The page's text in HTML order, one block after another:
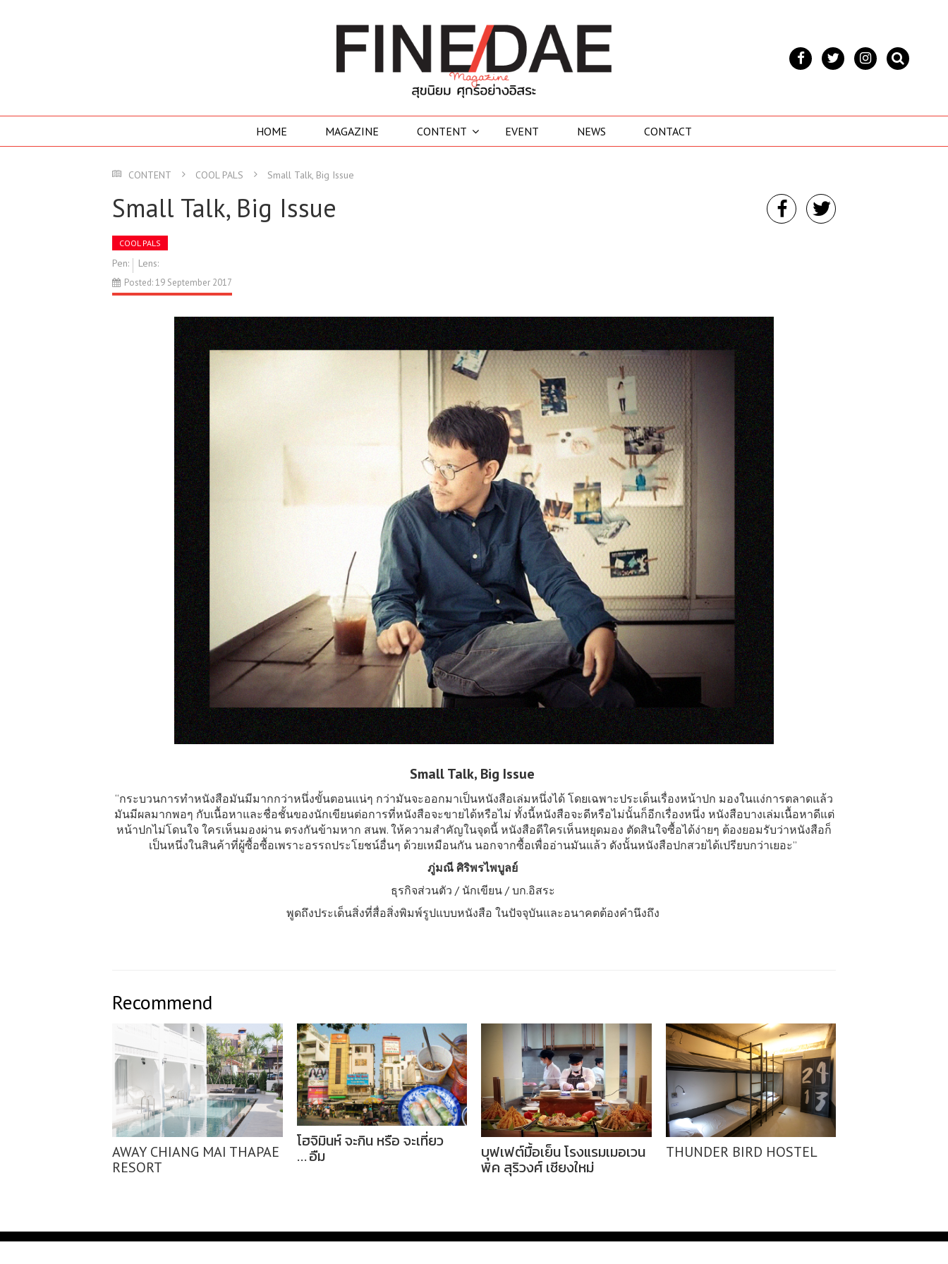
HOME MAGAZINE CONTENT EVENT NEWS CONTACT
CONTENT COOL PALS ​​​​​​​Small Talk, Big Issue
​​​​​​​Small Talk, Big Issue
COOL PALS
Pen: Lens:
Posted: 19 September 2017
Small Talk, Big Issue
“กระบวนการทำหนังสือมันมีมากกว่าหนึ่งขั้นตอนแน่ๆ กว่ามันจะออกมาเป็นหนังสือเล่มหนึ่งได้ โดยเฉพาะประเด็นเรื่องหน้าปก มองในแง่การตลาดแล้ว
มันมีผลมากพอๆ กับเนื้อหาและชื่อชั้นของนักเขียนต่อการที่หนังสือจะขายได้หรือไม่ ทั้งนี้หนังสือจะดีหรือไม่นั้นก็อีกเรื่องหนึ่ง หนังสือบางเล่มเนื้อหาดีแต่
หน้าปกไม่โดนใจ ใครเห็นมองผ่าน ตรงกันข้ามหาก สนพ. ให้ความสำคัญในจุดนี้ หนังสือดีใครเห็นหยุดมอง ตัดสินใจซื้อได้ง่ายๆ ต้องยอมรับว่าหนังสือก็
เป็นหนึ่งในสินค้าที่ผู้ซื้อซื้อเพราะอรรถประโยชน์อื่นๆ ด้วยเหมือนกัน นอกจากซื้อเพื่ออ่านมันแล้ว ดังนั้นหนังสือปกสวยได้เปรียบกว่าเยอะ”
ภู่มณี ศิริพรไพบูลย์
ธุรกิจส่วนตัว / นักเขียน / บก.อิสระ
พูดถึงประเด็นสิ่งที่สื่อสิ่งพิมพ์รูปแบบหนังสือ ในปัจจุบันและอนาคตต้องคำนึงถึง
Recommend
AWAY CHIANG MAI THAPAE
RESORT
โฮจิมินห์ จะกิน หรือ จะเที่ยว
... อืม
บุฟเฟต์มื้อเย็น โรงแรมเมอเวน
พิค สุริวงศ์ เชียงใหม่
THUNDER BIRD HOSTEL